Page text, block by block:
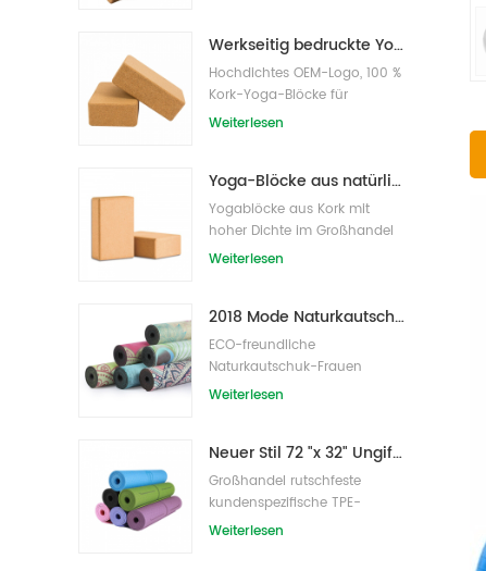
Werkseitig bedruckte Yoga-Blöcke/Ziegel aus Naturkork mit Eigenmarke
Hochdichtes OEM-Logo, 100 %
Kork-Yoga-Blöcke für
Übungen
Weiterlesen
Yoga-Blöcke aus natürlichem Kork, 10,2 x 15,2 x 22,9 cm, natürliche, rutschfeste Steine
Yogablöcke aus Kork mit
hoher Dichte im Großhandel
Weiterlesen
2018 Mode Naturkautschuk individuell bedruckte Wildleder Yogamatten Großhandel
ECO-freundliche
Naturkautschuk-Frauen
bedruckte Wildleder-Yoga-
Weiterlesen
Neuer Stil 72 "x 32" Ungiftig, kein Latex, kein PVC - 100% TPE Yogamatte
Großhandel rutschfeste
kundenspezifische TPE-
Yogamatte mit hoher Dichte
Weiterlesen